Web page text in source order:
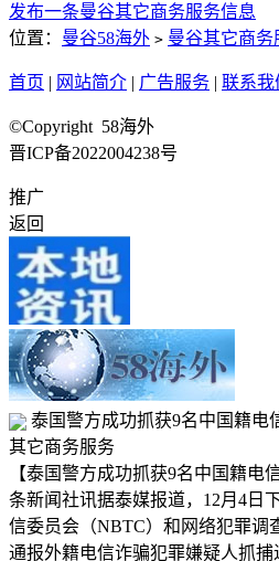
发布一条曼谷其它商务服务信息
位置： 曼谷58海外 > 曼谷其它商务
首页 | 网站简介 | 广告服务 | 联系我
©Copyright 58海外
晋ICP备2022004238号
推广
返回
泰国警方成功抓获9名中国籍电
其它商务服务
【泰国警方成功抓获9名中国籍电
条新闻社讯据泰媒报道，12月4日
信委员会（NBTC）和网络犯罪调
通报外籍电信诈骗犯罪嫌疑人抓捕